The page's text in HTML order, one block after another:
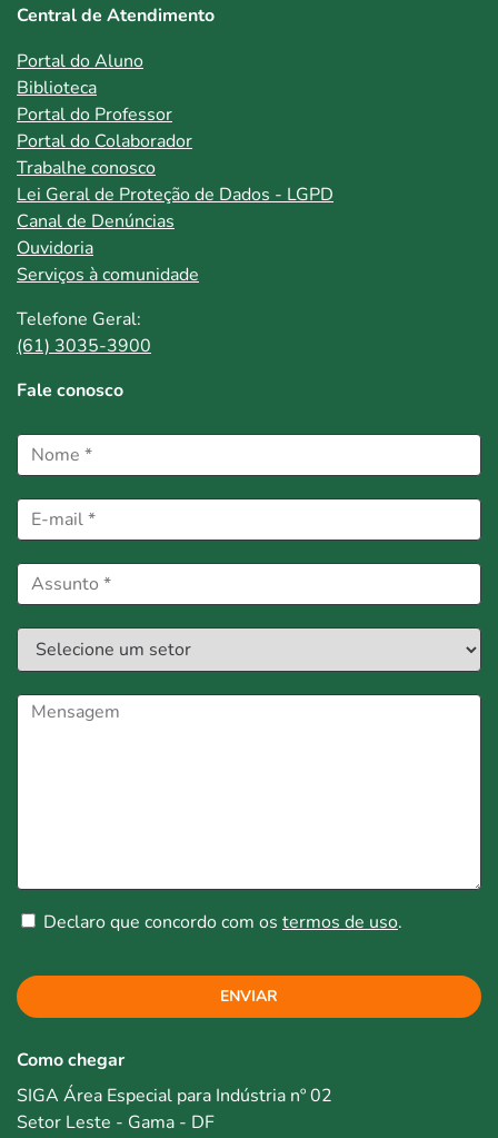
Central de Atendimento
Portal do Aluno
Biblioteca
Portal do Professor
Portal do Colaborador
Trabalhe conosco
Lei Geral de Proteção de Dados - LGPD
Canal de Denúncias
Ouvidoria
Serviços à comunidade
Telefone Geral:
(61) 3035-3900
Fale conosco
Declaro que concordo com os termos de uso.
ENVIAR
Como chegar
SIGA Área Especial para Indústria nº 02
Setor Leste - Gama - DF